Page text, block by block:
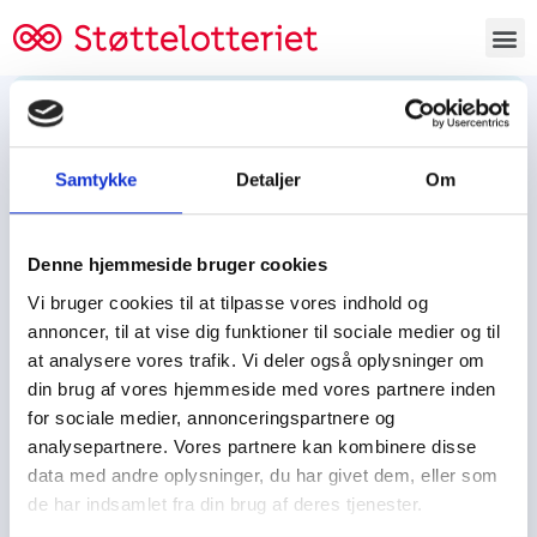
Samtykke Detaljer Om
Denne hjemmeside bruger cookies
Vi bruger cookies til at tilpasse vores indhold og
annoncer, til at vise dig funktioner til sociale medier og til
at analysere vores trafik. Vi deler også oplysninger om
din brug af vores hjemmeside med vores partnere inden
for sociale medier, annonceringspartnere og
analysepartnere. Vores partnere kan kombinere disse
data med andre oplysninger, du har givet dem, eller som
de har indsamlet fra din brug af deres tjenester.
Tjen penge og støt
Tjen penge til:
Spejdere/spejdergruppen/FDF’ere, m.fl.
Kontor
Tjenpengeogstoet.dk
Ejby Industrivej 91
DK – 2600 Glostrup
CVR: 19347508